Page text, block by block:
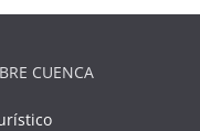
CUENCA